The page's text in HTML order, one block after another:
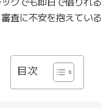
査に不安を抱えてい
目次